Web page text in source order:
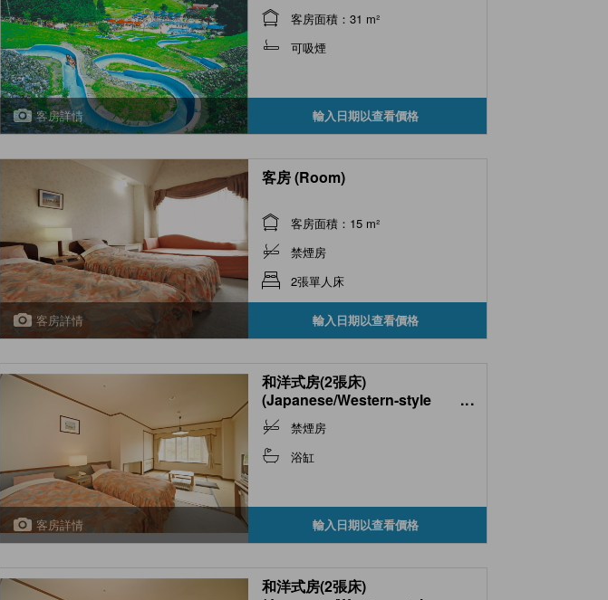
客房詳情
客房面積：31 m²
可吸煙
輸入日期以查看價格
客房詳情
客房 (Room)
客房面積：15 m²
禁煙房
2張單人床
輸入日期以查看價格
客房詳情
和洋式房(2張床)
(Japanese/Western-style
Room (2 Beds))
...
禁煙房
浴缸
輸入日期以查看價格
和洋式房(2張床)